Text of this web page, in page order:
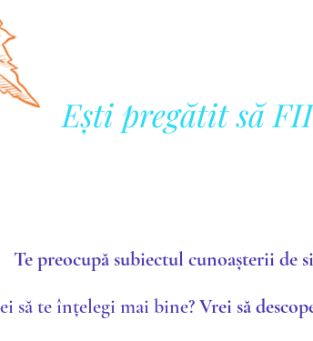
Ești pregătit să
Te preocupă subiectul cunoașterii de
să te înțelegi mai bine?Vrei să